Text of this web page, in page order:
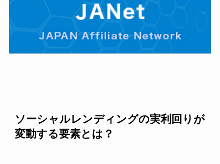
ソーシャルレンディングの実利回りが
変動する要素とは？